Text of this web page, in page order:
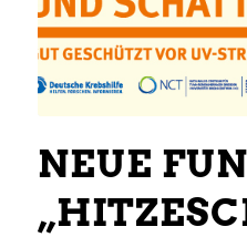
NEUE